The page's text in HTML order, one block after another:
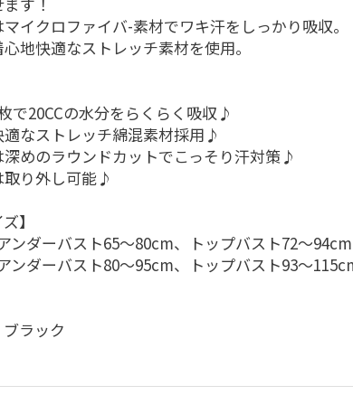
イクロファイバ-素材でワキ汗をしっかり吸収。
地快適なストレッチ素材を使用。
で20CCの水分をらくらく吸収♪
適なストレッチ綿混素材採用♪
深めのラウンドカットでこっそり汗対策♪
取り外し可能♪
】
ンダーバスト65～80cm、トップバスト72～94cm
ンダーバスト80～95cm、トップバスト93～
ラック